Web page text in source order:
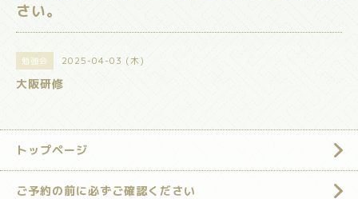
さい。
勉強会 2025-04-03 (木)
大阪研修
トップページ
ご予約の前に必ずご確認ください